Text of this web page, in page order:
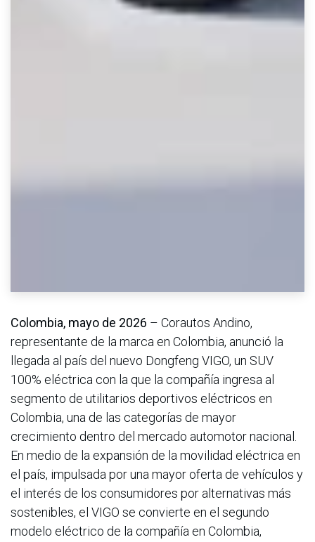
Colombia, mayo de 2026 – Corautos Andino,
representante de la marca en Colombia, anunció la
llegada al país del nuevo Dongfeng VIGO, un SUV
100% eléctrica con la que la compañía ingresa al
segmento de utilitarios deportivos eléctricos en
Colombia, una de las categorías de mayor
crecimiento dentro del mercado automotor nacional.
En medio de la expansión de la movilidad eléctrica en
el país, impulsada por una mayor oferta de vehículos y
el interés de los consumidores por alternativas más
sostenibles, el VIGO se convierte en el segundo
modelo eléctrico de la compañía en Colombia,